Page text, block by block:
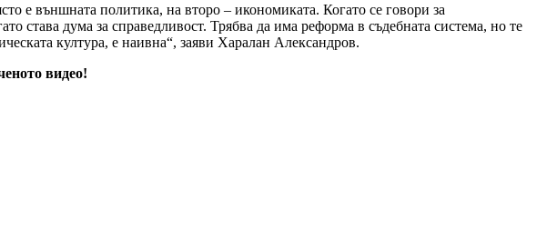
е външната политика, на второ – икономиката. Когато се говори за
става дума за справедливост. Трябва да има реформа в съдебната система, но те
култура, е наивна“, заяви Харалан Александров.
видео!